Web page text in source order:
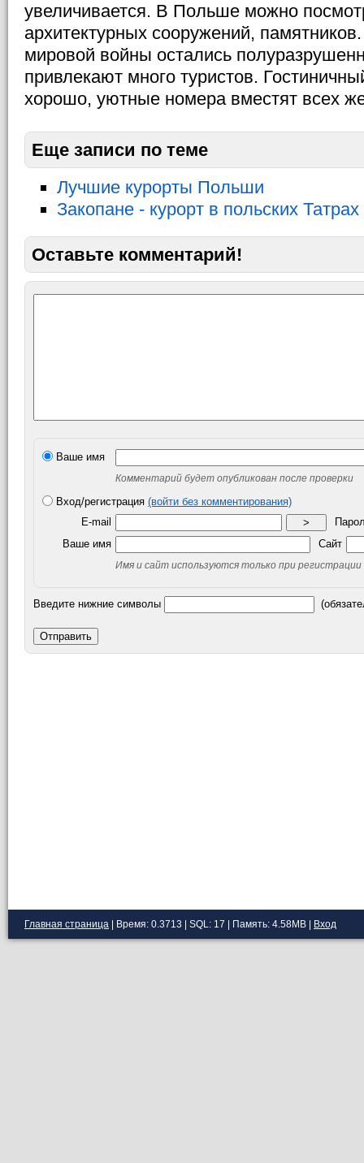
увеличивается. В Польше можно
архитектурных сооружений,
мировой войны остались
привлекают много туристов.
хорошо, уютные номера вместят всех
Еще записи по теме
Лучшие курорты Польши
Закопане - курорт в польских Татрах
Оставьте комментарий!
Ваше имя
Комментарий будет опубликован после проверки
Вход/регистрация (войти без комментирования)
E-mail
>
Ваше имя
Сайт
Имя и сайт используются только при регистрации
Введите нижние символы
Отправить
Главная страница | Время: 0.3713 | SQL: 17 | Память: 4.58MB Вход